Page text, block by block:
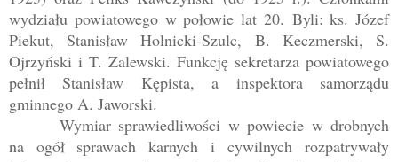
wydziału powiatowego w połowie lat 20. Byli: ks. Józef
Piekut, Stanisław Holnicki-Szulc, B. Keczmerski, S.
Ojrzyński i T. Zalewski. Funkcję sekretarza powiatowego
pełnił Stanisław Kępista, a inspektora samorządu
gminnego A. Jaworski.
Wymiar sprawiedliwości w powiecie w drobnych
na ogół sprawach karnych i cywilnych rozpatrywały